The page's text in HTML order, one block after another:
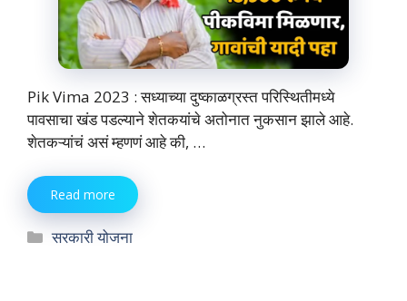
Pik Vima 2023 : सध्याच्या दुष्काळग्रस्त परिस्थितीमध्ये
पावसाचा खंड पडल्याने शेतकयांचे अतोनात नुकसान झाले आहे.
शेतकऱ्यांचं असं म्हणणं आहे की, …
Read more
Categories
सरकारी योजना